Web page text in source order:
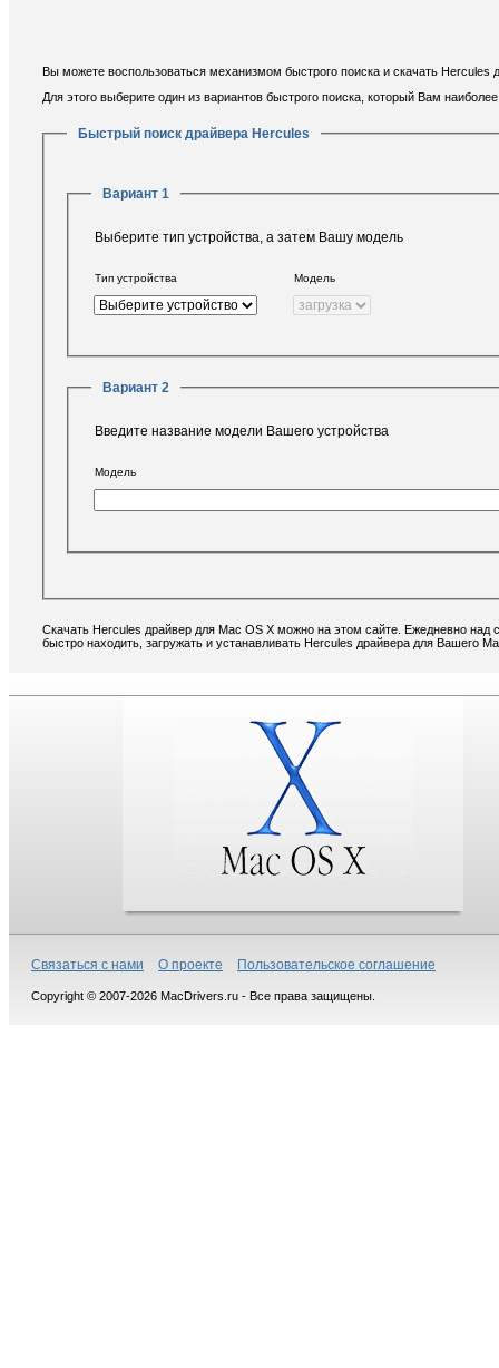
Вы можете воспользоваться механизмом быстрого поиска и скачать Hercules
Для этого выберите один из вариантов быстрого поиска, который Вам
Быстрый поиск драйвера Hercules
Вариант 1
Выберите тип устройства, а затем Вашу модель
Тип устройства Модель
Вариант 2
Введите название модели Вашего устройства
Модель
Скачать Hercules драйвер для Mac OS X можно на этом сайте. Ежедневно над
быстро находить, загружать и устанавливать Hercules драйвера для Вашего
Связаться с нами О проекте Пользовательское соглашение
Copyright © 2007-2026 MacDrivers.ru - Все права защищены.